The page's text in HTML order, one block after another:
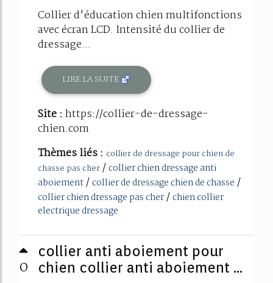
Collier d'éducation chien multifonctions
avec écran LCD. Intensité du collier de
dressage...
LIRE LA SUITE
Site : https://collier-de-dressage-
chien.com
Thèmes liés : collier de dressage pour chien de
chasse pas cher/ collier chien dressage anti
aboiement/ collier de dressage chien de chasse /
collier chien dressage pas cher/ chien collier
electrique dressage
0
collier anti aboiement pour
chien collier anti aboiement ...